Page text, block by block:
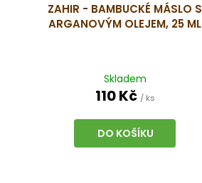
ZAHIR - BAMBUCKÉ MÁSLO S
ARGANOVÝM OLEJEM, 25 ML
Skladem
110 Kč / ks
DO KOŠÍKU